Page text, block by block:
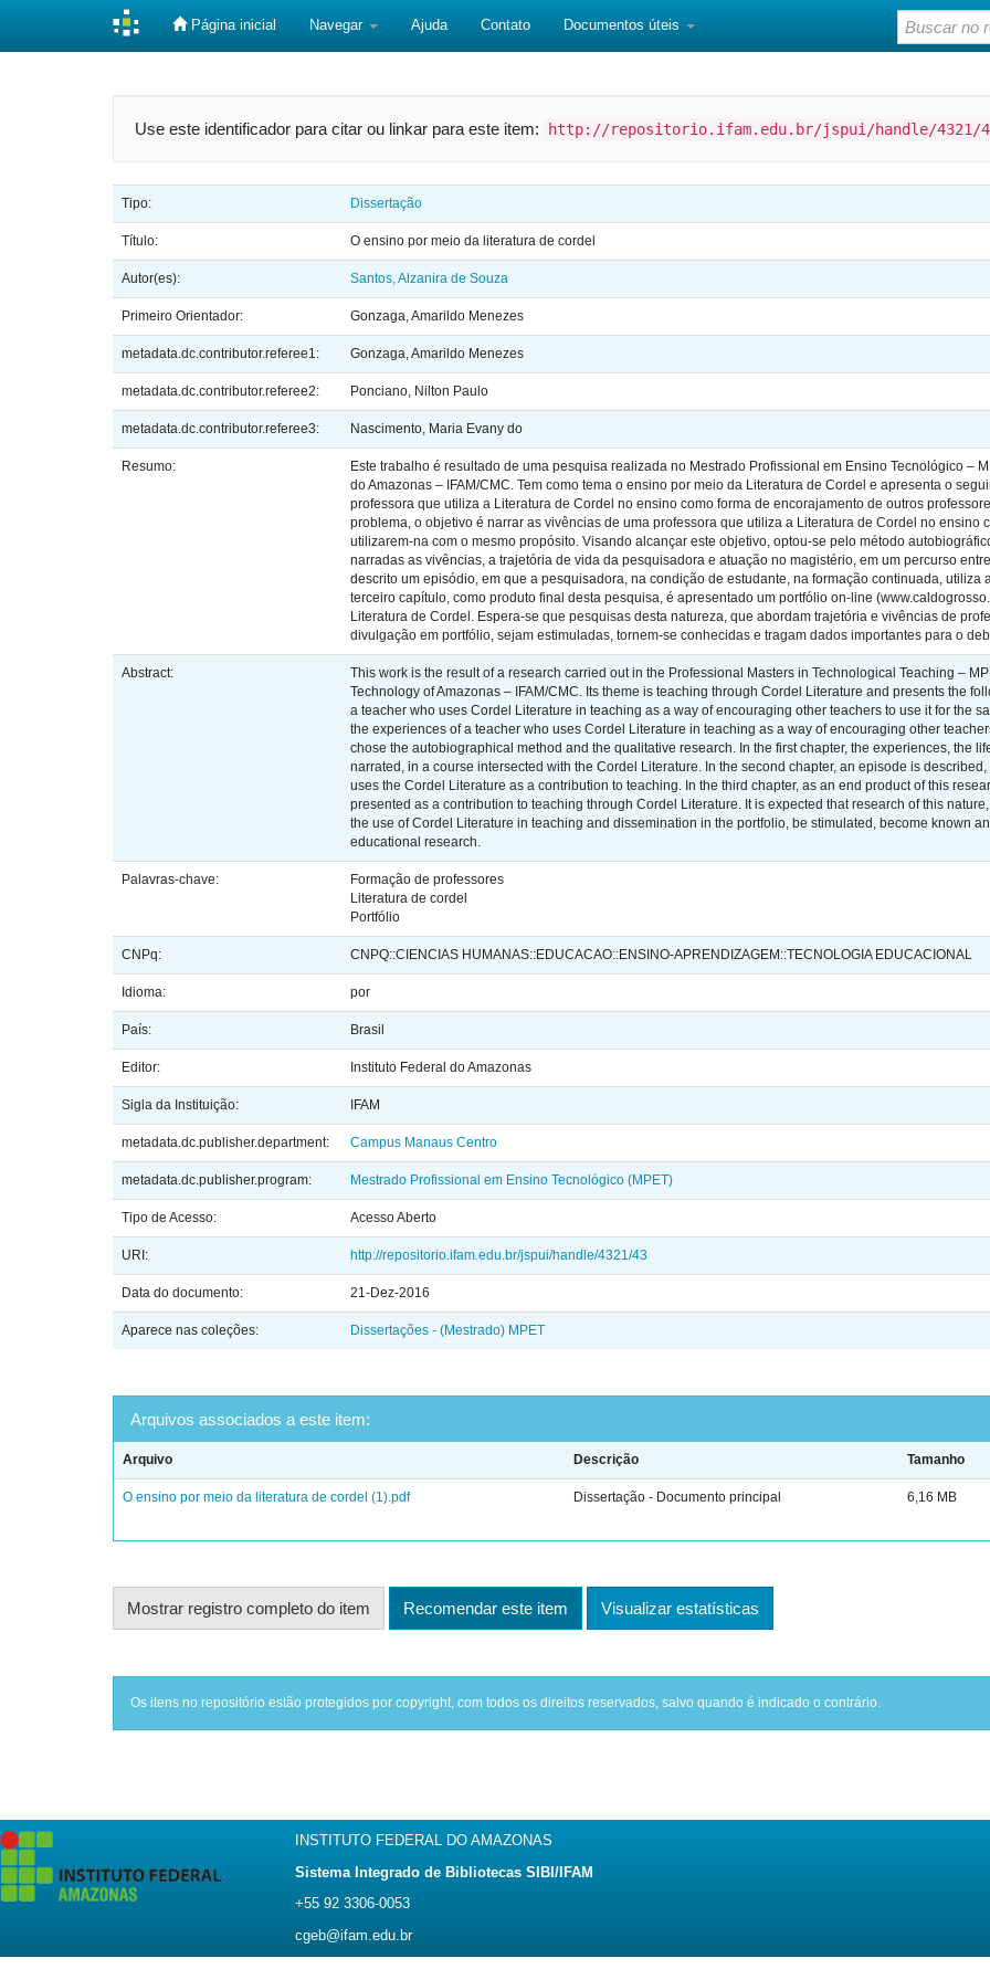
Página inicial Navegar Ajuda Contato Documentos úteis
Use este identificador para citar ou linkar para este item: http://repositorio.ifam.edu.br/jspui/handle/4321/
Tipo: Dissertação
Título: O ensino por meio da literatura de cordel
Autor(es): Santos, Alzanira de Souza
Primeiro Orientador: Gonzaga, Amarildo Menezes
metadata.dc.contributor.referee1: Gonzaga, Amarildo Menezes
metadata.dc.contributor.referee2: Ponciano, Nilton Paulo
metadata.dc.contributor.referee3: Nascimento, Maria Evany do
Resumo:
Este trabalho é resultado de uma pesquisa realizada no Mestrado Profissional em Ensino Tecnológico –
do Amazonas – IFAM/CMC. Tem como tema o ensino por meio da Literatura de Cordel e apresenta o
professora que utiliza a Literatura de Cordel no ensino como forma de encorajamento de outros
problema, o objetivo é narrar as vivências de uma professora que utiliza a Literatura de Cordel no ensino
utilizarem-na com o mesmo propósito. Visando alcançar este objetivo, optou-se pelo método
narradas as vivências, a trajetória de vida da pesquisadora e atuação no magistério, em um percurso
descrito um episódio, em que a pesquisadora, na condição de estudante, na formação continuada,
terceiro capítulo, como produto final desta pesquisa, é apresentado um portfólio on-line
Literatura de Cordel. Espera-se que pesquisas desta natureza, que abordam trajetória e vivências de
divulgação em portfólio, sejam estimuladas, tornem-se conhecidas e tragam dados importantes para o
Abstract:
This work is the result of a research carried out in the Professional Masters in Technological Teaching –
Technology of Amazonas – IFAM/CMC. Its theme is teaching through Cordel Literature and presents the
a teacher who uses Cordel Literature in teaching as a way of encouraging other teachers to use it for the
the experiences of a teacher who uses Cordel Literature in teaching as a way of encouraging other
chose the autobiographical method and the qualitative research. In the first chapter, the experiences, the
narrated, in a course intersected with the Cordel Literature. In the second chapter, an episode is
uses the Cordel Literature as a contribution to teaching. In the third chapter, as an end product of this
presented as a contribution to teaching through Cordel Literature. It is expected that research of this
the use of Cordel Literature in teaching and dissemination in the portfolio, be stimulated, become known
educational research.
Palavras-chave:
Formação de professores
Literatura de cordel
Portfólio
CNPq: CNPQ::CIENCIAS HUMANAS::EDUCACAO::ENSINO-APRENDIZAGEM::TECNOLOGIA EDUCACIONAL
Idioma: por
País: Brasil
Editor: Instituto Federal do Amazonas
Sigla da Instituição: IFAM
metadata.dc.publisher.department: Campus Manaus Centro
metadata.dc.publisher.program: Mestrado Profissional em Ensino Tecnológico (MPET)
Tipo de Acesso: Acesso Aberto
URI: http://repositorio.ifam.edu.br/jspui/handle/4321/43
Data do documento: 21-Dez-2016
Aparece nas coleções: Dissertações - (Mestrado) MPET
Arquivos associados a este item:
Arquivo Descrição Tamanho
O ensino por meio da literatura de cordel (1).pdf Dissertação - Documento principal 6,16 MB
Mostrar registro completo do item Recomendar este item Visualizar estatísticas
Os itens no repositório estão protegidos por copyright, com todos os direitos reservados, salvo quando é indicado o contrário.
INSTITUTO FEDERAL DO AMAZONAS
Sistema Integrado de Bibliotecas SIBI/IFAM
+55 92 3306-0053
cgeb@ifam.edu.br